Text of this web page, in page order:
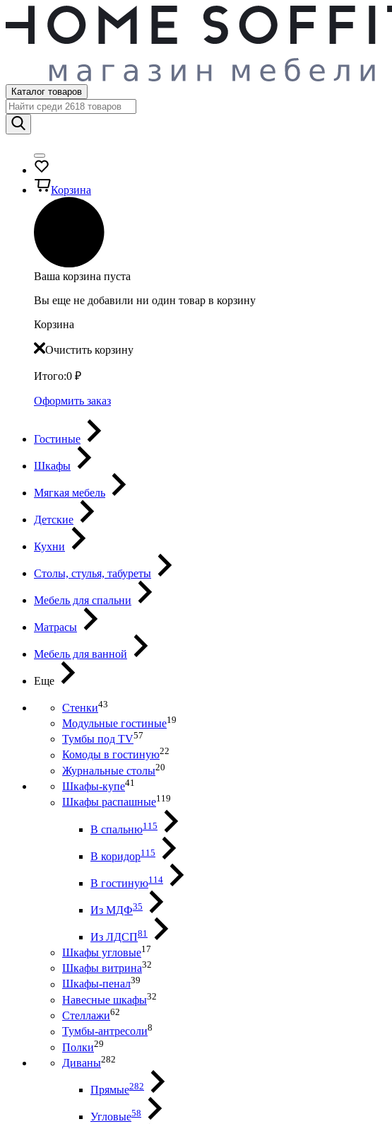
Каталог товаров
Корзина
Ваша корзина пуста
Вы еще не добавили ни один товар в корзину
Корзина
Очистить корзину
Итого:0 ₽
Оформить заказ
Гостиные
Шкафы
Мягкая мебель
Детские
Кухни
Столы, стулья, табуреты
Мебель для спальни
Матрасы
Мебель для ванной
Еще
Стенки43
Модульные гостиные19
Тумбы под ТV57
Комоды в гостиную22
Журнальные столы20
Шкафы-купе41
Шкафы распашные119
В спальню115
В коридор115
В гостиную114
Из МДФ35
Из ЛДСП81
Шкафы угловые17
Шкафы витрина32
Шкафы-пенал39
Навесные шкафы32
Стеллажи62
Тумбы-антресоли8
Полки29
Диваны282
Прямые282
Угловые58